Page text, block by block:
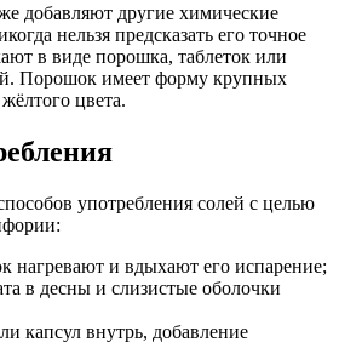
добавляют другие химические
нельзя предсказать его точное
в виде порошка, таблеток или
Порошок имеет форму крупных
цвета.
употребления солей с целью
нагревают и вдыхают его испарение;
в десны и слизистые оболочки
капсул внутрь, добавление